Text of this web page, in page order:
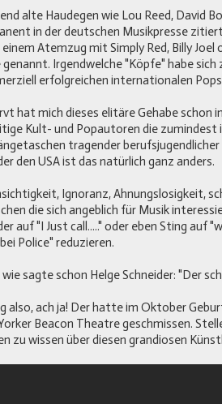
alte Haudegen wie Lou Reed, David
in der deutschen Musikpresse
einem Atemzug mit Simply Red, Billy
genannt. Irgendwelche "Köpfe" habe
erfolgreichen internationalen
hat mich dieses elitäre Gehabe schon
Kult- und Popautoren die zumindest
tragender
den USA ist das natürlich ganz anders.
Ignoranz, Ahnungslosigkeit,
die sich angeblich für Musik
auf "I Just call....." oder eben Sting auf
Police" reduzieren.
wie sagte schon Helge Schneider: "Der
also, ach ja! Der hatte im Oktober
Beacon Theatre geschmissen.
zu wissen über diesen grandiosen